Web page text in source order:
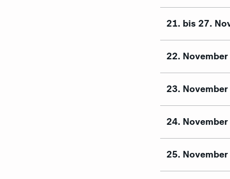
21. bis 27.
22. November
23. November
24. November
25. November